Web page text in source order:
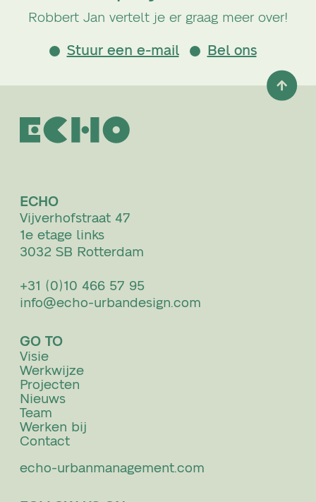
Robbert Jan vertelt je er graag meer over!
Stuur een e-mail Bel ons
ECHO
Vijverhofstraat 47
1e etage links
3032 SB Rotterdam
+31 (0)10 466 57 95
info@echo-urbandesign.com
GO TO
Visie
Werkwijze
Projecten
Nieuws
Team
Werken bij
Contact
echo-urbanmanagement.com